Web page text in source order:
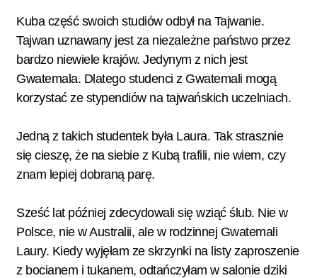
Kuba część swoich studiów odbył na Tajwanie.
Tajwan uznawany jest za niezależne państwo przez
bardzo niewiele krajów. Jedynym z nich jest
Gwatemala. Dlatego studenci z Gwatemali mogą
korzystać ze stypendiów na tajwańskich uczelniach.
Jedną z takich studentek była Laura. Tak strasznie
się cieszę, że na siebie z Kubą trafili, nie wiem, czy
znam lepiej dobraną parę.
Sześć lat później zdecydowali się wziąć ślub. Nie w
Polsce, nie w Australii, ale w rodzinnej Gwatemali
Laury. Kiedy wyjęłam ze skrzynki na listy zaproszenie
z bocianem i tukanem, odtańczyłam w salonie dziki